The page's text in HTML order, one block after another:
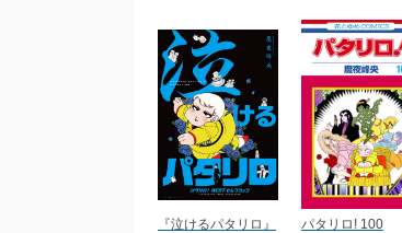
『泣けるパタリロ』
パタリロ! 100